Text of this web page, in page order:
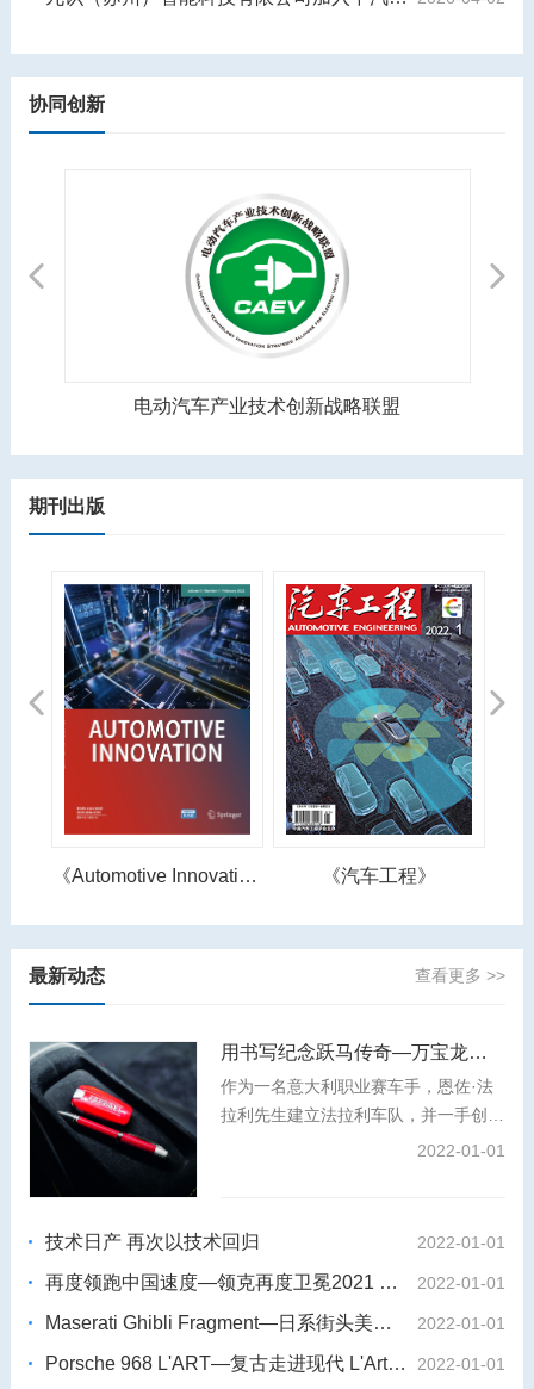
协同创新
Previous
电动汽车产业技术创新战略联盟
Next
期刊出版
Previous
《Automotive Innovation》 《汽车工程》
Next
最新动态 查看更多 >>
用书写纪念跃马传奇—万宝龙著名人物系列恩佐·法拉利特别款书写工具
作为一名意大利职业赛车手，恩佐·法
拉利先生建立法拉利车队，并一手创办
了法拉利汽车品牌。秉承对卓越工艺与
赛车手与工程奇才的故事娓娓道来。
2022-01-01
技术日产 再次以技术回归 2022-01-01
再度领跑中国速度—领克再度卫冕2021 WTCR世界杯 2022-01-01
Maserati Ghibli Fragment—日系街头美学 藤原浩 X玛莎拉蒂Ghibli 2022-01-01
Porsche 968 L'ART—复古走进现代 L'Art de L'Automobile X保时捷968 2022-01-01